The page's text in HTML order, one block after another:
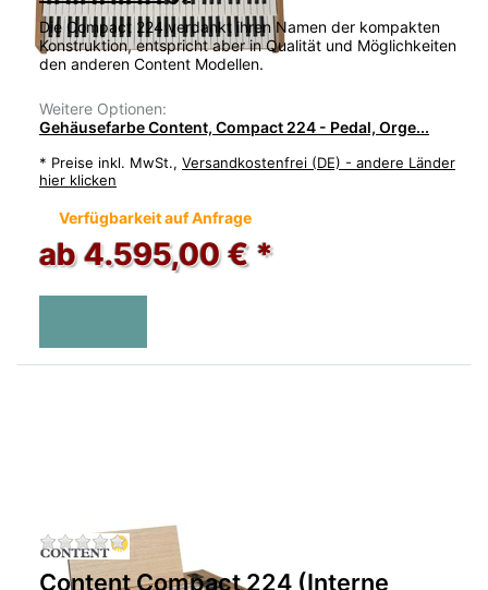
Die Compact 224 verdankt ihren Namen der kompakten
Konstruktion, entspricht aber in Qualität und Möglichkeiten
den anderen Content Modellen.
Weitere Optionen:
Gehäusefarbe Content, Compact 224 - Pedal, Orge...
* Preise inkl. MwSt., Versandkostenfrei (DE) - andere Länder
hier klicken
Verfügbarkeit auf Anfrage
ab 4.595,00 € *
Zu diesem Produkt liegen noch keine
Content Compact 224 (Interne